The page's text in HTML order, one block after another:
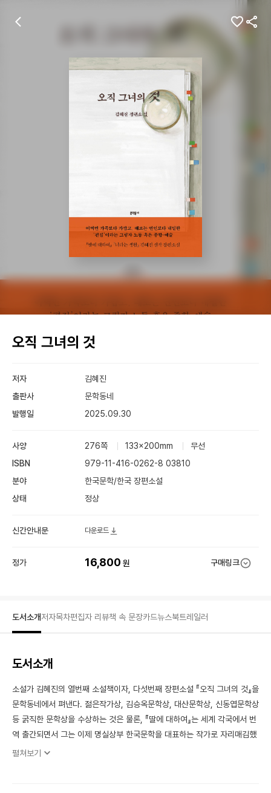
뒤
찜
공
오직 그녀의 것
저자
김혜진
출판사
문학동네
발행일
2025.09.30
사양 276쪽 133×200mm
무선
ISBN
979-11-416-0262-8 03810
분야
한국문학/한국 장편소설
상태
정상
신간안내문 다운로드
정가 16,800 원 구매링크
도서소개저자목차편집자 리뷰책 속 문장카드뉴스북트레일러
도서소개
소설가 김혜진의 열번째 소설책이자, 다섯번째 장편소설 『오직 그녀의 것』을
문학동네에서 펴낸다. 젊은작가상, 김승옥문학상, 대산문학상, 신동엽문학상
등 굵직한 문학상을 수상하는 것은 물론, 『딸에 대하여』는 세계 각국에서 번
역 출간되면서 그는 이제 명실상부 한국문학을 대표하는 작가로 자리매김했
다. 그간 김혜진은 우리 사회의 자리할 곳 없는 존재, 마음 둘 데 없는 오늘날
펼쳐보기